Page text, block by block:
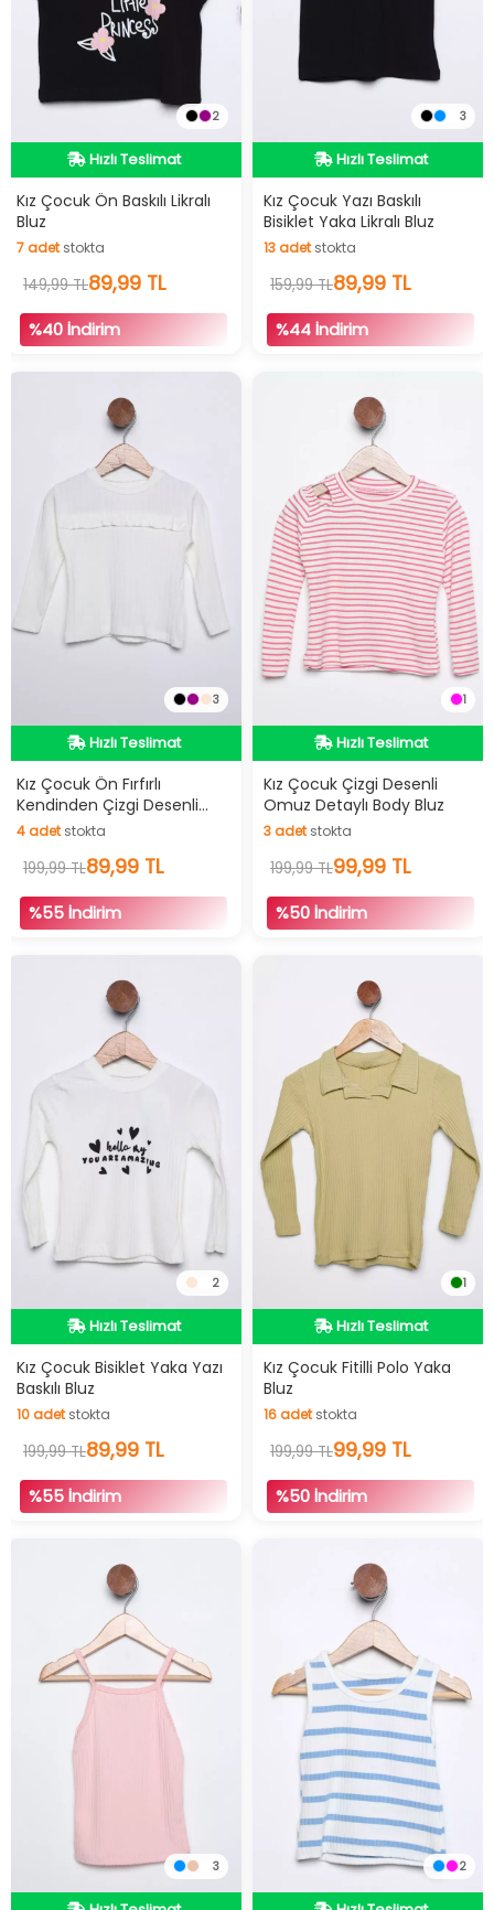
2
İndirimli Ürün
Hızlı Teslimat
Kız Çocuk Ön Baskılı Likralı
Bluz
7adetstokta
7 adetstokta
149,99 TL89,99 TL
%40 İndirim
3
İndirimli Ürün
Hızlı Teslimat
İndirimli Ürün
Kız Çocuk Yazı Baskılı
Bisiklet Yaka Likralı Bluz
13adetstokta
13 adetstokta
159,99 TL89,99 TL
%44 İndirim
3
İndirimli Ürün
Hızlı Teslimat
İndirimli Ürün
Kız Çocuk Ön Fırfırlı
Kendinden Çizgi Desenli
Body Bluz
4adetstokta
4adetstokta
199,99 TL89,99 TL
%55 İndirim
1
İndirimli Ürün
Hızlı Teslimat
İndirimli Ürün
Kız Çocuk Çizgi Desenli
Omuz Detaylı Body Bluz
3adetstokta
3 adetstokta
199,99 TL99,99 TL
%50 İndirim
2
İndirimli Ürün
Hızlı Teslimat
İndirimli Ürün
Kız Çocuk Bisiklet Yaka Yazı
Baskılı Bluz
10adetstokta
10adet stokta
199,99 TL89,99 TL
%55 İndirim
1
İndirimli Ürün
Hızlı Teslimat
Kız Çocuk Fitilli Polo Yaka
Bluz
16adetstokta
16adet stokta
199,99 TL99,99 TL
%50 İndirim
3 2